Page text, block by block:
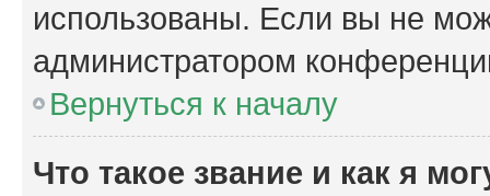
использованы. Если вы не
администратором
Вернуться к началу
Что такое звание и как я